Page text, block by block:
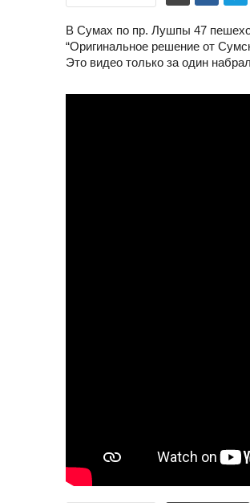
В Сумах по пр. Лушпы 47
“Оригинальное решение от
Это видео только за один